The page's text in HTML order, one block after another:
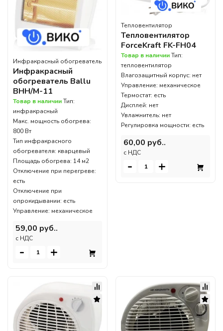
Инфракрасный обогреватель
Инфракрасный
обогреватель Ballu
BHH/M-11
Товар в наличииТип:
инфракрасный
Макс. мощность обогрева:
800 Вт
Тип инфракрасного
обогревателя: кварцевый
Площадь обогрева: 14 м2
Отключение при перегреве:
есть
Отключение при
опрокидывании: есть
Управление: механическое
59,00 руб..
c НДС
- +
Тепловентилятор
Тепловентилятор
ForceKraft FK-FH04
Товар в наличииТип:
тепловентилятор
Влагозащитный корпус: нет
Управление: механическое
Термостат: есть
Дисплей: нет
Увлажнитель: нет
Регулировка мощности: есть
60,00 руб..
c НДС
- +